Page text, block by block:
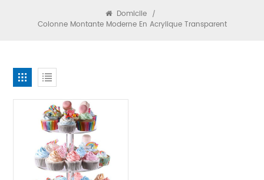
Domicile /
Colonne Montante Moderne En Acrylique Transparent